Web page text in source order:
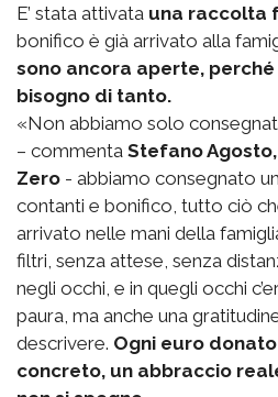
E’ stata attivata una raccolta
bonifico è già arrivato alla
sono ancora aperte,
bisogno di tanto.
«Non abbiamo solo
– commenta Stefano
Zero - abbiamo consegnato
contanti e bonifico, tutto ciò
arrivato nelle mani della
filtri, senza attese, senza
negli occhi, e in quegli occhi
paura, ma anche una
descrivere. Ogni euro
concreto, un abbraccio